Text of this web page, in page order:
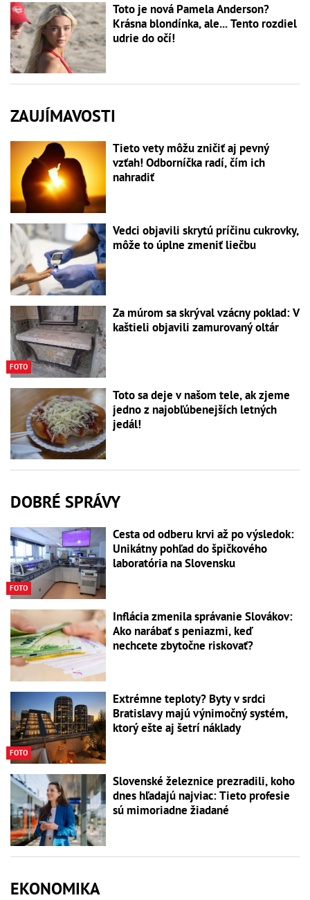
Toto je nová Pamela Anderson?
Krásna blondínka, ale... Tento rozdiel
udrie do očí!
ZAUJÍMAVOSTI
Tieto vety môžu zničiť aj pevný
vzťah! Odborníčka radí, čím ich
nahradiť
Vedci objavili skrytú príčinu cukrovky,
môže to úplne zmeniť liečbu
FOTO
Za múrom sa skrýval vzácny poklad: V
kaštieli objavili zamurovaný oltár
Toto sa deje v našom tele, ak zjeme
jedno z najobľúbenejších letných
jedál!
DOBRÉ SPRÁVY
FOTO
Cesta od odberu krvi až po výsledok:
Unikátny pohľad do špičkového
laboratória na Slovensku
Inflácia zmenila správanie Slovákov:
Ako narábať s peniazmi, keď
nechcete zbytočne riskovať?
FOTO
Extrémne teploty? Byty v srdci
Bratislavy majú výnimočný systém,
ktorý ešte aj šetrí náklady
Slovenské železnice prezradili, koho
dnes hľadajú najviac: Tieto profesie
sú mimoriadne žiadané
EKONOMIKA